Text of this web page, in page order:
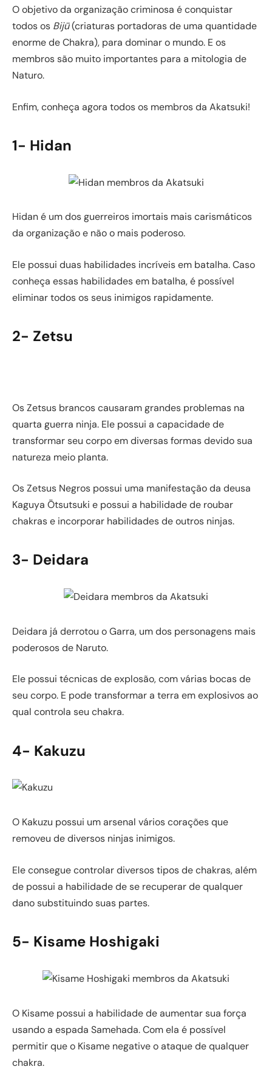
O objetivo da organização criminosa é conquistar
todos os Bijū(criaturas portadoras de uma quantidade
enorme de Chakra), para dominar o mundo. E os
membros são muito importantes para a mitologia de
Naturo.
Enfim, conheça agora todos os membros da Akatsuki!
1- Hidan
Hidan é um dos guerreiros imortais mais carismáticos
da organização e não o mais poderoso.
Ele possui duas habilidades incríveis em batalha. Caso
conheça essas habilidades em batalha, é possível
eliminar todos os seus inimigos rapidamente.
2- Zetsu
Os Zetsus brancos causaram grandes problemas na
quarta guerra ninja. Ele possui a capacidade de
transformar seu corpo em diversas formas devido sua
natureza meio planta.
Os Zetsus Negros possui uma manifestação da deusa
Kaguya Ōtsutsuki e possui a habilidade de roubar
chakras e incorporar habilidades de outros ninjas.
3- Deidara
Deidara já derrotou o Garra, um dos personagens mais
poderosos de Naruto.
Ele possui técnicas de explosão, com várias bocas de
seu corpo. E pode transformar a terra em explosivos ao
qual controla seu chakra.
4- Kakuzu
O Kakuzu possui um arsenal vários corações que
removeu de diversos ninjas inimigos.
Ele consegue controlar diversos tipos de chakras, além
de possui a habilidade de se recuperar de qualquer
dano substituindo suas partes.
5- Kisame Hoshigaki
O Kisame possui a habilidade de aumentar sua força
usando a espada Samehada. Com ela é possível
permitir que o Kisame negative o ataque de qualquer
chakra.